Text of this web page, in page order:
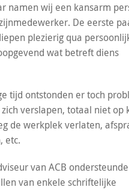
namen wij een kansarm
De eerste
plezierig qua
wat betreft diens
tijd ontstonden er toch
verslapen, totaal niet op
de werkplek verlaten,
etc.
van ACB
van enkele schriftelijke